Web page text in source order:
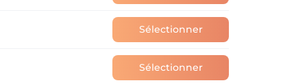
Sélectionner
Sélectionner